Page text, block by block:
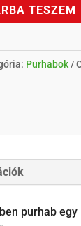
TESZEM
Purhabok
purhab egy